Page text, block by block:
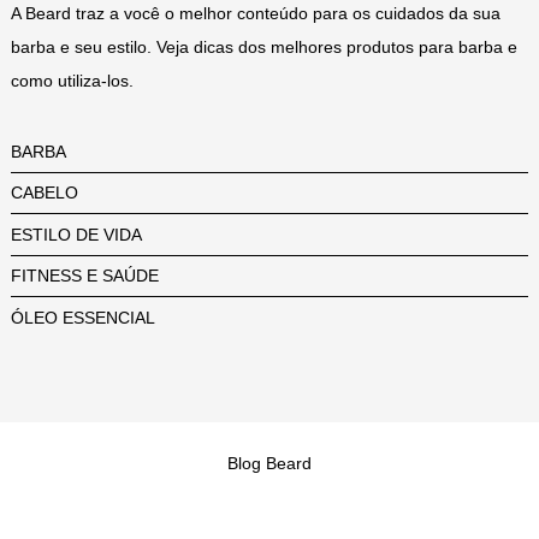
A Beard traz a você o melhor conteúdo para os cuidados da sua
barba e seu estilo. Veja dicas dos melhores produtos para barba e
como utiliza-los.
BARBA
CABELO
ESTILO DE VIDA
FITNESS E SAÚDE
ÓLEO ESSENCIAL
Blog Beard